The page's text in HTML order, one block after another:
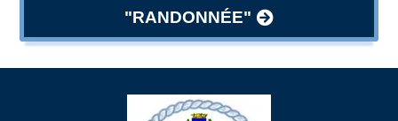
"RANDONNÉE"